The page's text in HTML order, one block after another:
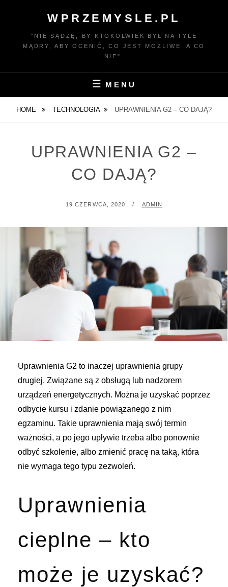
WPRZEMYSLE.PL
"NIE SĄDZĘ, BY KTOKOLWIEK BYŁ NA TYLE
MĄDRY, ABY OCENIĆ, CO JEST MOŻLIWE, A CO
NIE".
MENU
HOME TECHNOLOGIA UPRAWNIENIA G2 – CO DAJĄ?
UPRAWNIENIA G2 –
CO DAJĄ?
POSTED
19 CZERWCA, 2020 BY
ADMIN
Uprawnienia G2 to inaczej uprawnienia grupy
drugiej. Związane są z obsługą lub nadzorem
urządzeń energetycznych. Można je uzyskać poprzez
odbycie kursu i zdanie powiązanego z nim
egzaminu. Takie uprawnienia mają swój termin
ważności, a po jego upływie trzeba albo ponownie
odbyć szkolenie, albo zmienić pracę na taką, która
nie wymaga tego typu zezwoleń.
Uprawnienia
cieplne – kto
może je uzyskać?